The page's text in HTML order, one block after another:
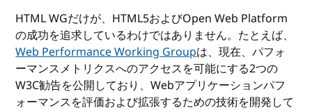
HTML WGだけが、HTML5およびOpen Web Platform
の成功を追求しているわけではありません。たとえば、
Web Performance Working Groupは、現在、パフォ
ーマンスメトリクスへのアクセスを可能にする2つの
W3C勧告を公開しており、Webアプリケーションパフ
ォーマンスを評価および拡張するための技術を開発して